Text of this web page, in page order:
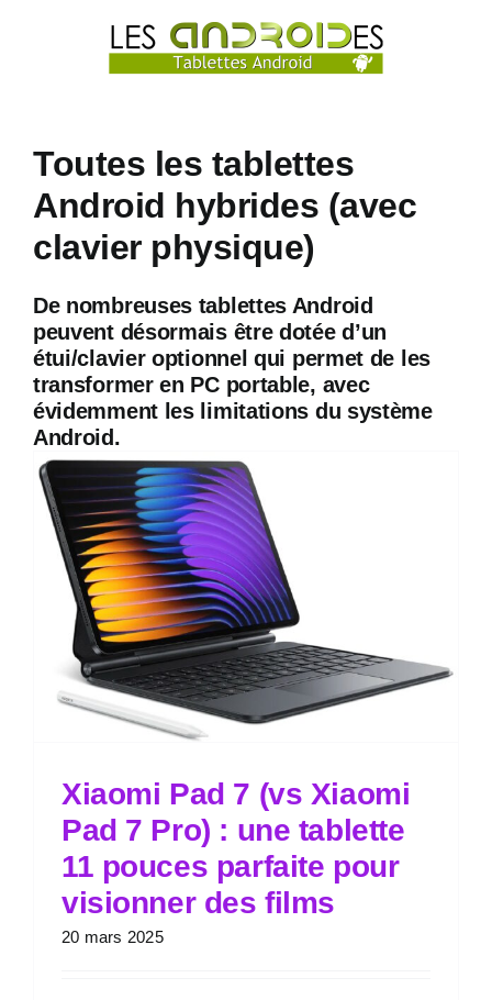
Toutes les tablettes
Android hybrides (avec
clavier physique)
De nombreuses tablettes Android
peuvent désormais être dotée d’un
étui/clavier optionnel qui permet de les
transformer en PC portable, avec
évidemment les limitations du système
Android.
Xiaomi Pad 7 (vs Xiaomi
Pad 7 Pro) : une tablette
11 pouces parfaite pour
visionner des films
20 mars 2025